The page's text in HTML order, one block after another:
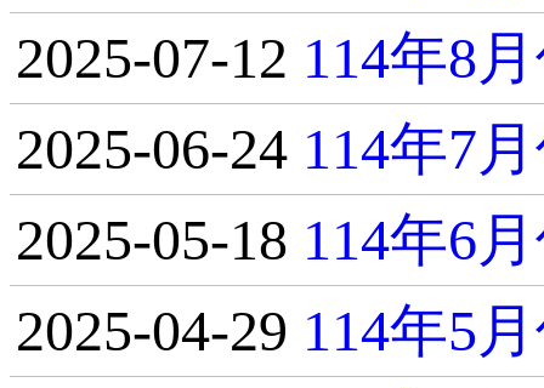
2025-07-12 114年8
2025-06-24 114年7
2025-05-18 114年6
2025-04-29 114年5